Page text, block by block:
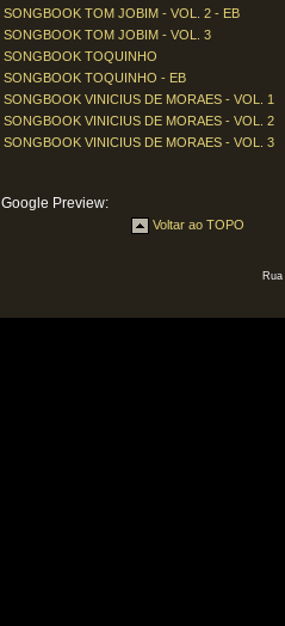
SONGBOOK TOM JOBIM - VOL. 2 - EB
SONGBOOK TOM JOBIM - VOL. 3
SONGBOOK TOQUINHO
SONGBOOK TOQUINHO - EB
SONGBOOK VINICIUS DE MORAES - VOL. 1
SONGBOOK VINICIUS DE MORAES - VOL. 2
SONGBOOK VINICIUS DE MORAES - VOL. 3
Google Preview:
Voltar ao TOPO